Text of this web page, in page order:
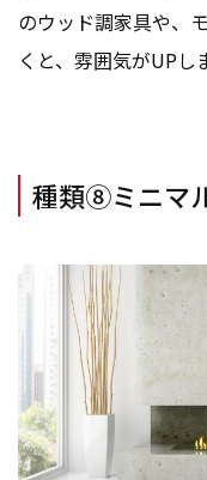
のウッド調家具や、
くと、雰囲気がUPし
種類⑧ミニマ